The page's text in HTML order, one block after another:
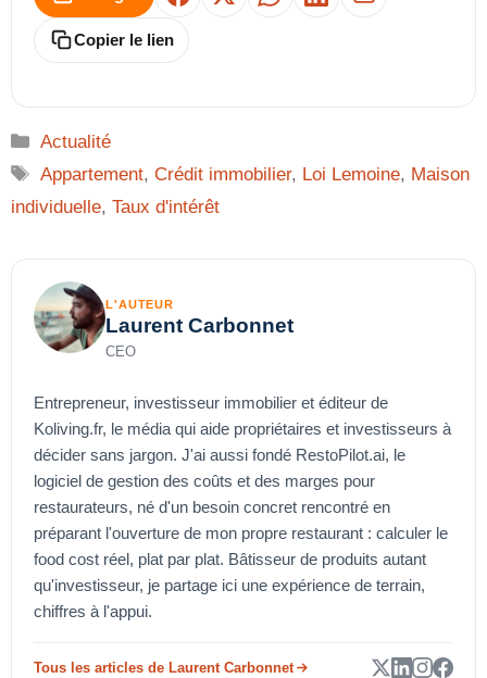
Copier le lien
Catégories
Actualité
Étiquettes
Appartement,Crédit immobilier, Loi Lemoine, Maison
individuelle, Taux d'intérêt
L'AUTEUR
Laurent Carbonnet
CEO
Entrepreneur, investisseur immobilier et éditeur de
Koliving.fr, le média qui aide propriétaires et investisseurs à
décider sans jargon. J'ai aussi fondé RestoPilot.ai, le
logiciel de gestion des coûts et des marges pour
restaurateurs, né d'un besoin concret rencontré en
préparant l'ouverture de mon propre restaurant : calculer le
food cost réel, plat par plat. Bâtisseur de produits autant
qu'investisseur, je partage ici une expérience de terrain,
chiffres à l'appui.
Tous les articles de Laurent Carbonnet